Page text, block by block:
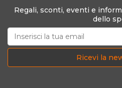
Regali, sconti, eventi e
dello
Ricevi la